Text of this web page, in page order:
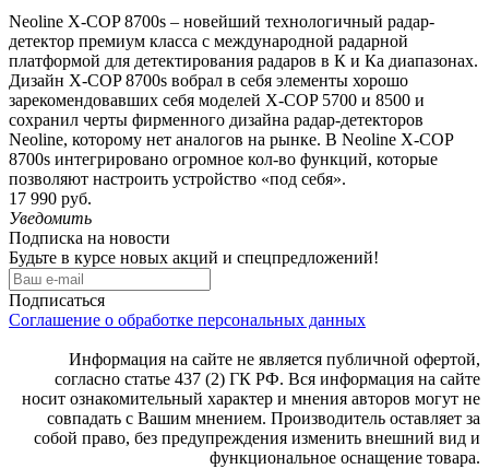
Neoline X-COP 8700s – новейший технологичный радар-
детектор премиум класса с международной радарной
платформой для детектирования радаров в К и Ка диапазонах.
Дизайн X-COP 8700s вобрал в себя элементы хорошо
зарекомендовавших себя моделей X-COP 5700 и 8500 и
сохранил черты фирменного дизайна радар-детекторов
Neoline, которому нет аналогов на рынке. В Neoline X-COP
8700s интегрировано огромное кол-во функций, которые
позволяют настроить устройство «под себя».
17 990 руб.
Уведомить
Подписка на новости
Будьте в курсе новых акций и спецпредложений!
Подписаться
Соглашение о обработке персональных данных
Информация на сайте не является публичной офертой,
согласно статье 437 (2) ГК РФ. Вся информация на сайте
носит ознакомительный характер и мнения авторов могут не
совпадать с Вашим мнением. Производитель оставляет за
собой право, без предупреждения изменить внешний вид и
функциональное оснащение товара.